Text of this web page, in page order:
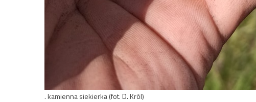
. kamienna siekierka (fot. D. Król)